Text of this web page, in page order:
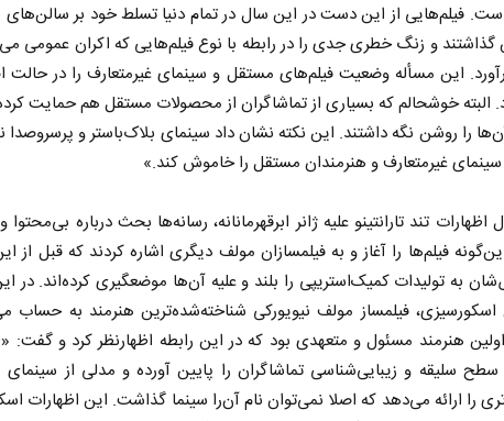
فیلم‌هایی از این دست در این سال در تمام دنیا تسلط خود بر سالن‌های
و زنگ خطری جدی را در رابطه با نوع فیلم‌هایی که اکران عمومی
این مسأله وضعیت فیلم‌های مستقل و سینمای غیرمتعارف را در حالت
البته خوشحالم که بسیاری از تماشاگران از محصولات مستقل هم حمایت
را روشن نگه داشتند. این نکته نشان داد سینمای بلاک‌باستر و پرسروصدا
غیرمتعارف و هنرمندان مستقل را خاموش کند.»
اظهارات تند تارانتینو علیه ژانر ابرقهرمانانه، رسانه‌ها بحث درباره
فیلم‌ها را آغاز و به فیلمسازان مولف دیگری اشاره کردند که قبل از
به تولیدات کمیک‌استریپی را بلند و علیه آن‌ها موضعگیری کرده‌اند. در
اسکورسیزی، فیلمساز مولف نیویورکی شناخته‌شده‌ترین هنرمند به حساب
اولین هنرمند مسئول و متعهدی بود که در این رابطه اظهارنظر کرد و گفت:
سطح سلیقه و زیبایی‌شناسی تماشاگران را پایین آورده و مدلی از
را ارائه می‌دهد که اصلا نمی‌توان نام آن‌را سینما گذاشت. این اظهارات
نخست روزنامه ها‌ی یکشنبه ۴ مردادماه
صفحات نخست روزنامه ها‌ی شنبه ۳ مردادماه